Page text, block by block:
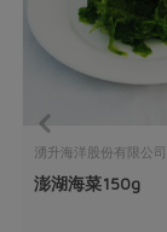
湧升海洋股份有限公司
澎湖海菜150g